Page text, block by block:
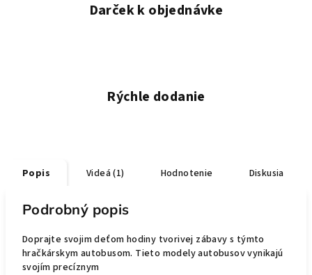
Darček k objednávke
Rýchle dodanie
Popis Videá (1) Hodnotenie Diskusia
Podrobný popis
Doprajte svojim deťom hodiny tvorivej zábavy s týmto
hračkárskym autobusom. Tieto modely autobusov vynikajú
svojím precíznym